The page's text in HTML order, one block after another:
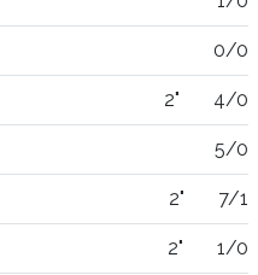
0/0
2" 4/0
5/0
2" 7/1
2" 1/0